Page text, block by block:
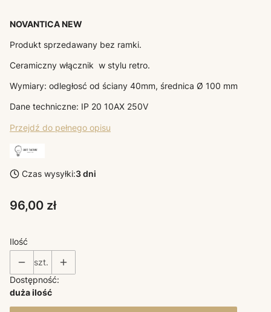
NOVANTICA NEW
Produkt sprzedawany bez ramki.
Ceramiczny włącznik w stylu retro.
Wymiary: odległosć od ściany 40mm, średnica Ø 100 mm
Dane techniczne: IP 20 10AX 250V
Przejdź do pełnego opisu
Czas wysyłki:3 dni
Cena
96,00 zł
Ilość
szt.
Dostępność:
duża ilość